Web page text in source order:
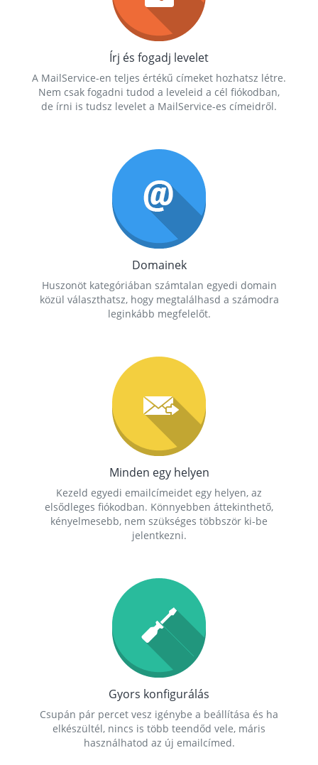
Írj és fogadj levelet
A MailService-en teljes értékű címeket hozhatsz létre.
Nem csak fogadni tudod a leveleid a cél fiókodban,
de írni is tudsz levelet a MailService-es címeidről.
Domainek
Huszonöt kategóriában számtalan egyedi domain
közül választhatsz, hogy megtalálhasd a számodra
leginkább megfelelőt.
Minden egy helyen
Kezeld egyedi emailcímeidet egy helyen, az
elsődleges fiókodban. Könnyebben áttekinthető,
kényelmesebb, nem szükséges többször ki-be
jelentkezni.
Gyors konfigurálás
Csupán pár percet vesz igénybe a beállítása és ha
elkészültél, nincs is több teendőd vele, máris
használhatod az új emailcímed.